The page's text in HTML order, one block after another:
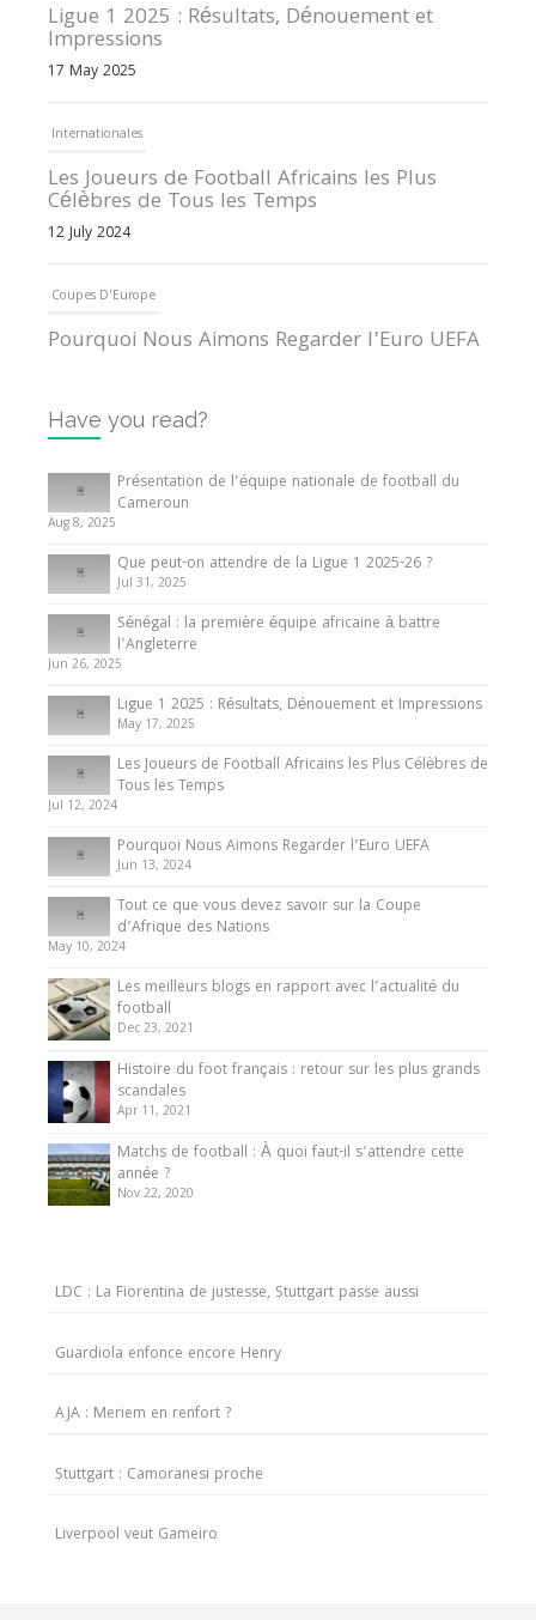
Ligue 1 2025 : Résultats, Dénouement et
Impressions
17 May 2025
Internationales
Les Joueurs de Football Africains les Plus
Célèbres de Tous les Temps
12 July 2024
Coupes D'Europe
Pourquoi Nous Aimons Regarder l’Euro UEFA
Internationales
Tout ce que vous devez savoir sur la Coupe
d’Afrique des Nations
10 May 2024
Internationales
Présentation de l’équipe nationale de football
du Cameroun
8 August 2025
Have you read?
Présentation de l’équipe nationale de football du
Cameroun
Aug 8, 2025
Que peut-on attendre de la Ligue 1 2025-26 ?
Jul 31, 2025
Sénégal : la première équipe africaine à battre
l’Angleterre
Jun 26, 2025
Ligue 1 2025 : Résultats, Dénouement et Impressions
May 17, 2025
Les Joueurs de Football Africains les Plus Célèbres de
Tous les Temps
Jul 12, 2024
Pourquoi Nous Aimons Regarder l’Euro UEFA
Jun 13, 2024
Tout ce que vous devez savoir sur la Coupe
d’Afrique des Nations
May 10, 2024
Les meilleurs blogs en rapport avec l’actualité du
football
Dec 23, 2021
Histoire du foot français : retour sur les plus grands
scandales
Apr 11, 2021
Matchs de football : À quoi faut-il s’attendre cette
année ?
Nov 22, 2020
LDC : La Fiorentina de justesse, Stuttgart passe aussi
Guardiola enfonce encore Henry
AJA : Meriem en renfort ?
Stuttgart : Camoranesi proche
Liverpool veut Gameiro